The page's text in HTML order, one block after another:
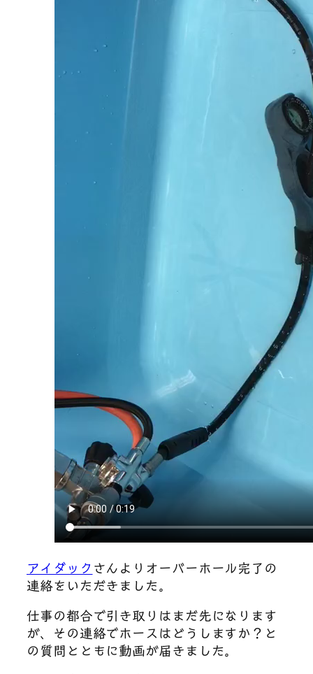
アイダック さんよりオーバーホール完了の
連絡をいただきました。
仕事の都合で引き取りはまだ先になります
が、その連絡でホースはどうしますか？と
の質問とともに動画が届きました。